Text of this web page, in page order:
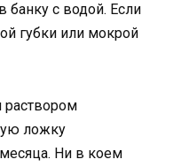
с водой. Если
губки или мокрой
ложку
Ни в коем